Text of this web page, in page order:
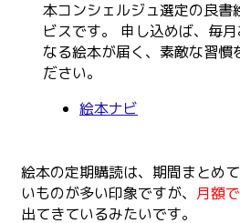
本コンシェルジュ選定の良書
ビスです。 申し込めば、毎
なる絵本が届く、素敵な習慣
ださい。
絵本ナビ
絵本の定期購読は、期間まとめ
いものが多い印象ですが、 月額
出てきているみたいです。